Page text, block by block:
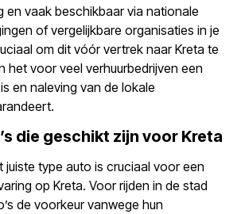
en vaak beschikbaar via nationale
of vergelijkbare organisaties in je
om dit vóór vertrek naar Kreta te
het voor veel verhuurbedrijven een
en naleving van de lokale
die geschikt zijn voor Kreta
juiste type auto is cruciaal voor een
op Kreta. Voor rijden in de stad
de voorkeur vanwege hun